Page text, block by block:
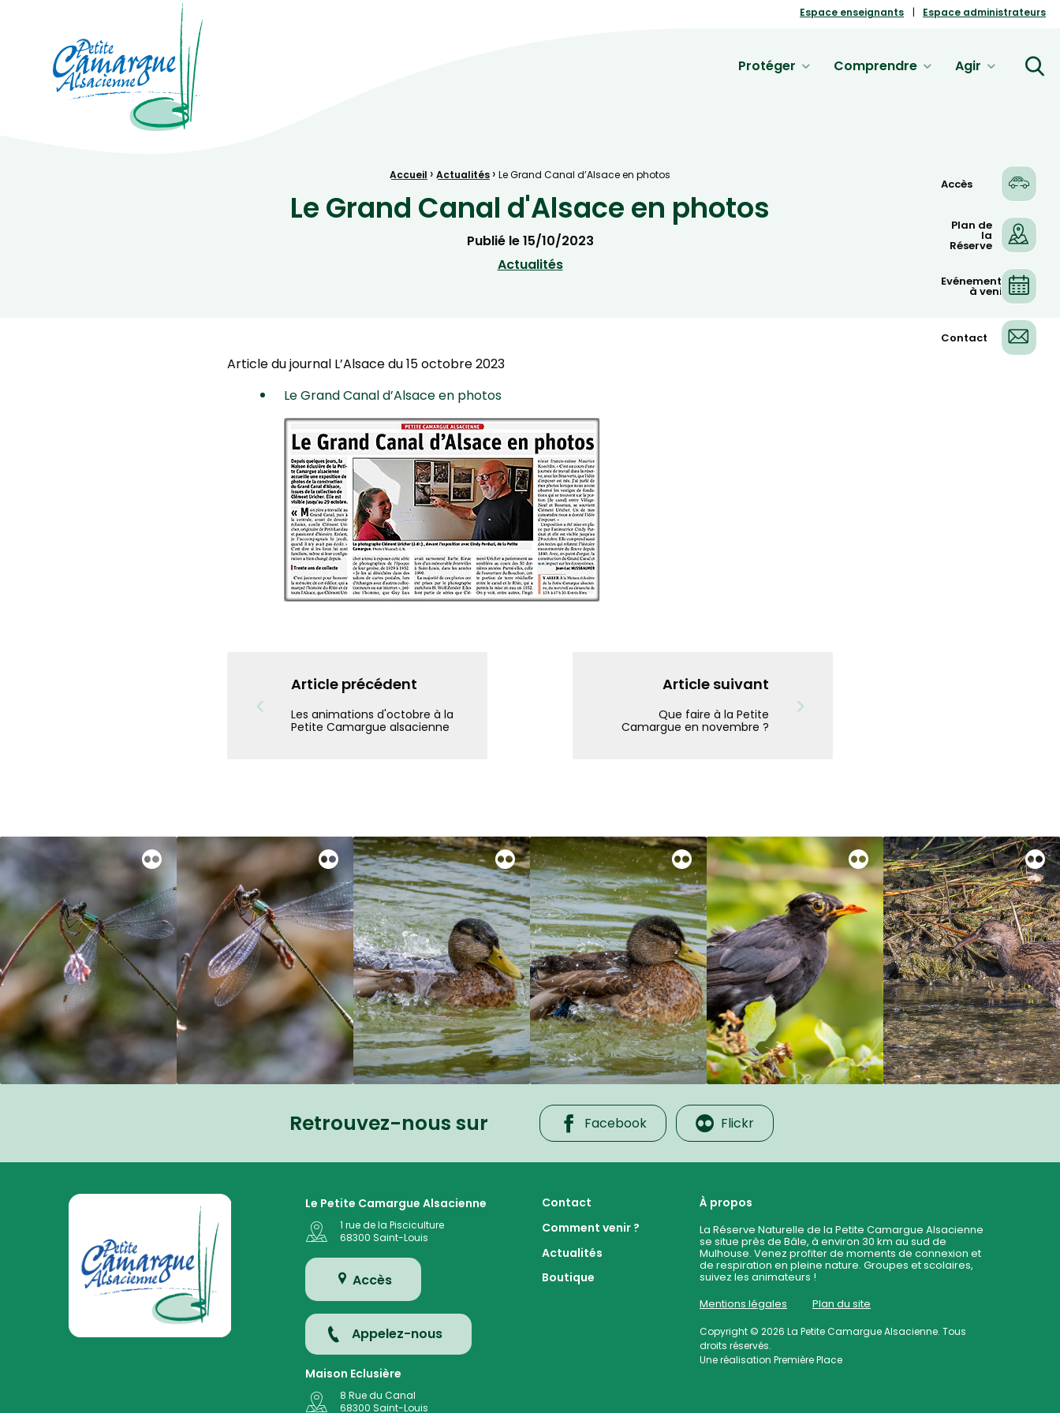
Espace enseignants Espace administrateurs
La Petite Camargue Alsacienne Réserve Naturelle au cœur de la plaine rhénane alluviale
Protéger Comprendre Agir
Accueil › Actualités › Le Grand Canal d’Alsace en photos
Le Grand Canal d'Alsace en photos
Publié le15/10/2023
Actualités
Article du journal L’Alsace du 15 octobre 2023
Le Grand Canal d’Alsace en photos
Article précédent
Les animations d'octobre à la
Petite Camargue alsacienne
Article suivant
Que faire à la Petite
Camargue en novembre ?
Retrouvez-nous sur Facebook Flickr
La Petite Camargue Alsacienne Réserve Naturelle au cœur de la plaine rhénane alluviale
Le Petite Camargue Alsacienne
1 rue de la Pisciculture
68300 Saint-Louis
Accès
Appelez-nous
Maison Eclusière
8 Rue du Canal
68300 Saint-Louis
Contact
Comment venir ?
Actualités
Boutique
À propos
La Réserve Naturelle de la Petite Camargue Alsacienne
se situe près de Bâle, à environ 30 km au sud de
Mulhouse. Venez profiter de moments de connexion et
de respiration en pleine nature. Groupes et scolaires,
suivez les animateurs !
Mentions légales
Plan du site
Copyright © 2026La Petite Camargue Alsacienne. Tous
droits réservés.
Une réalisationPremière Place
Accès
Plan de
la
Réserve
Evénements
à venir
Contact